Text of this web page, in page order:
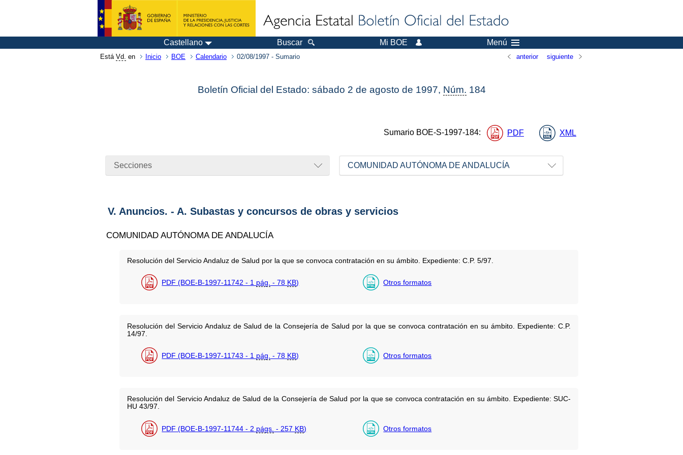
Castellano Buscar Mi BOE Menú
Está Vd. en Inicio BOE Calendario 02/08/1997 - Sumario anterior siguiente
Boletín Oficial del Estado: sábado 2 de agosto de 1997, Núm. 184
Sumario BOE-S-1997-184: PDF XML
Secciones COMUNIDAD AUTÓNOMA DE ANDALUCÍA
V. Anuncios. - A. Subastas y concursos de obras y servicios
COMUNIDAD AUTÓNOMA DE ANDALUCÍA
Resolución del Servicio Andaluz de Salud por la que se convoca contratación en su ámbito. Expediente: C.P. 5/97.
PDF (BOE-B-1997-11742 - 1 pág. - 78 KB) Otros formatos
Resolución del Servicio Andaluz de Salud de la Consejería de Salud por la que se convoca contratación en su ámbito. Expediente: C.P.
14/97.
PDF (BOE-B-1997-11743 - 1 pág. - 78 KB) Otros formatos
Resolución del Servicio Andaluz de Salud de la Consejería de Salud por la que se convoca contratación en su ámbito. Expediente: SUC-
HU 43/97.
PDF (BOE-B-1997-11744 - 2 págs. - 257 KB) Otros formatos